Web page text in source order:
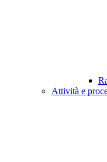
Attività e